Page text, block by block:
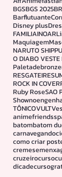
2019AF2022
Aff
BGSBGS 2025
Barflutuante
Disney plus
FAMILIAINOAR
Maquiagem
NARUTO
O DIABO
RESGATEI
ROCK IN COVER
Ruby RoseSAO
TÔNICOVULT
animefriendssp
batombatom
carnavegando
como criar